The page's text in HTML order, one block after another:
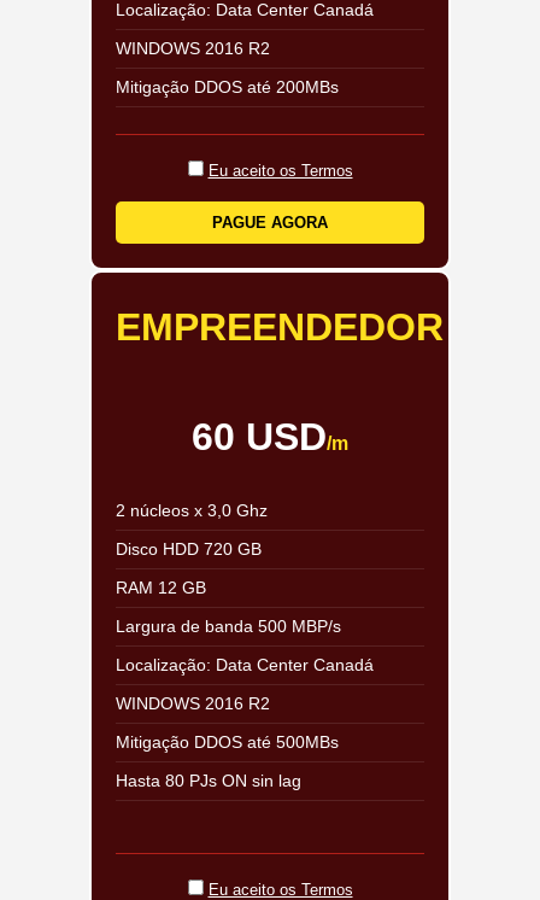
Localização: Data Center Canadá
WINDOWS 2016 R2
Mitigação DDOS até 200MBs
Eu aceito os Termos
PAGUE AGORA
EMPREENDEDOR
60 USD/m
2 núcleos x 3,0 Ghz
Disco HDD 720 GB
RAM 12 GB
Largura de banda 500 MBP/s
Localização: Data Center Canadá
WINDOWS 2016 R2
Mitigação DDOS até 500MBs
Hasta 80 PJs ON sin lag
Eu aceito os Termos